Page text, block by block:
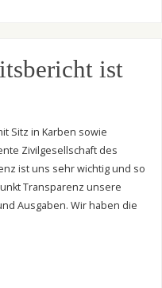
ist
Sitz in Karben sowie
Zivilgesellschaft des
ist uns sehr wichtig und so
Transparenz unsere
Ausgaben. Wir haben die